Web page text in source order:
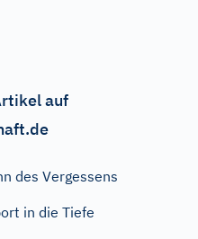
auf
des Vergessens
in die Tiefe